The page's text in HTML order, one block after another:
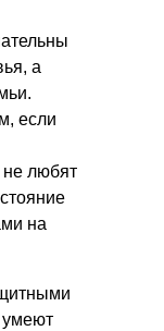
а
если
любят
на
умеют